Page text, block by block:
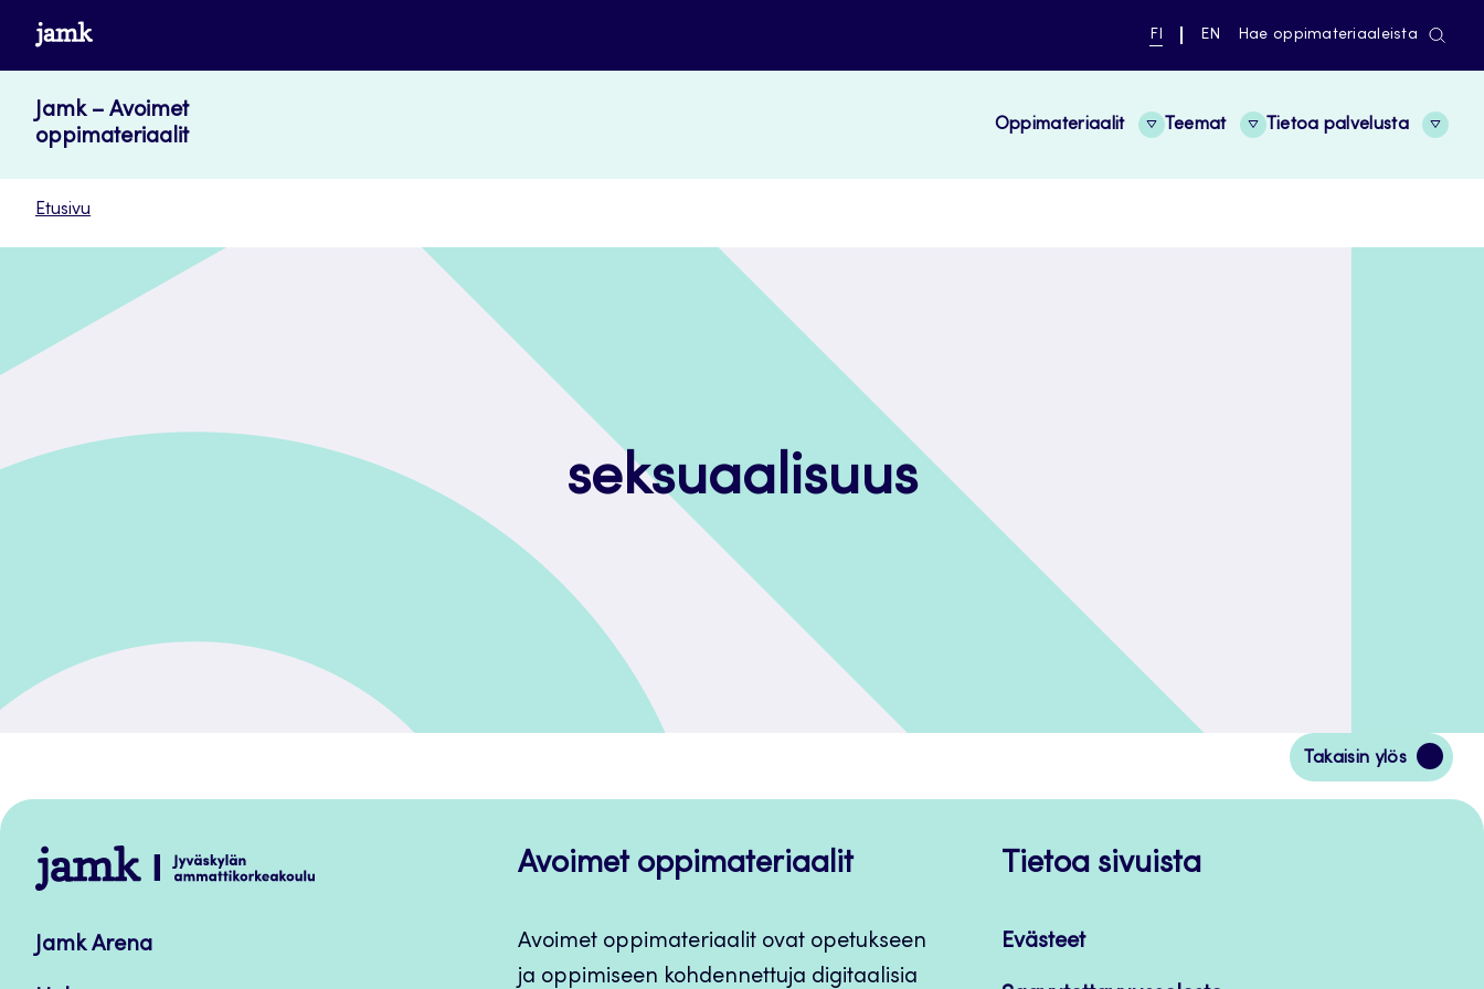
Siirry
sisältöön
www.jamk.fi
NYKYINEN
SUOMI
FI
VAIHDA
ENGLISH
EN Hae oppimateriaaleista
Jamk – Avoimet
oppimateriaalit
Oppimateriaalit Teemat Tietoa palvelusta
Etusivu
seksuaalisuus
Takaisin ylös
Siirry
takaisin
Jamk
–
Avoimet
Jamk Arena
Avoimet oppimateriaalit
Avoimet oppimateriaalit ovat opetukseen
ja oppimiseen kohdennettuja digitaalisia
Tietoa sivuista
Evästeet